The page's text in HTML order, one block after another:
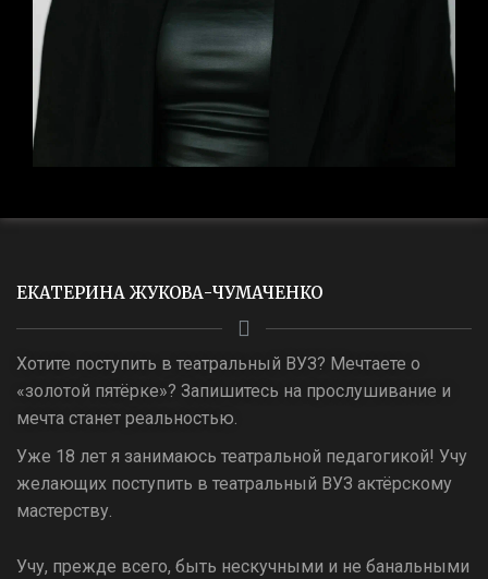
ЕКАТЕРИНА ЖУКОВА-ЧУМАЧЕНКО
Хотите поступить в театральный ВУЗ? Мечтаете о
«золотой пятёрке»? Запишитесь на прослушивание и
мечта станет реальностью.
Уже 18 лет я занимаюсь театральной педагогикой! Учу
желающих поступить в театральный ВУЗ актёрскому
мастерству.
Учу, прежде всего, быть нескучными и не банальными